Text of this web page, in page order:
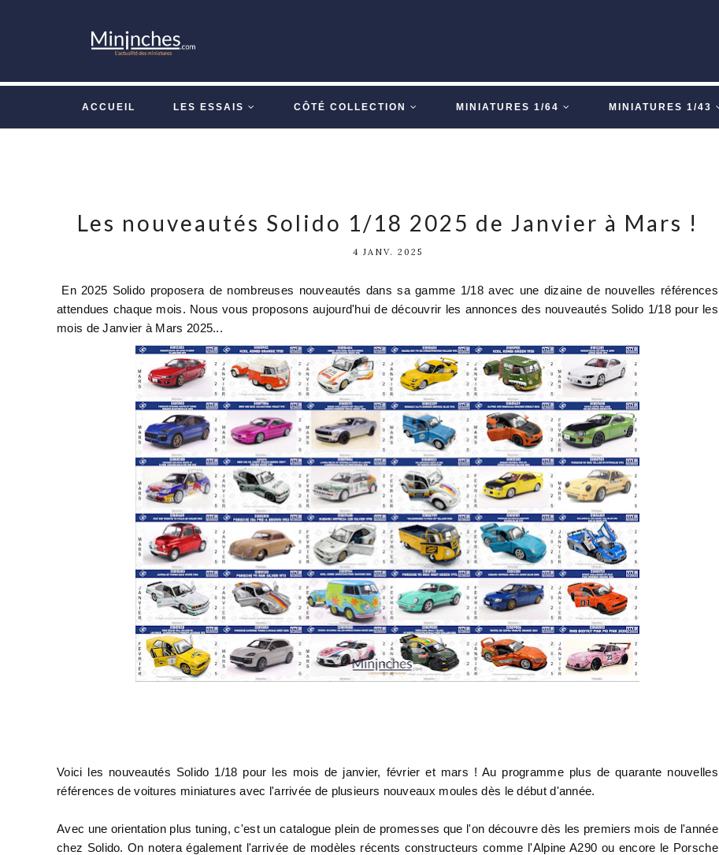
ACCUEIL LES ESSAIS CÔTÉ COLLECTION MINIATURES 1/64 MINIATURES 1/43
Les nouveautés Solido 1/18 2025 de Janvier à Mars !
4 JANV. 2025
En 2025 Solido proposera de nombreuses nouveautés dans sa gamme 1/18 avec une dizaine de nouvelles références
attendues chaque mois. Nous vous proposons aujourd'hui de découvrir les annonces des nouveautés Solido 1/18 pour les
mois de Janvier à Mars 2025...
Voici les nouveautés Solido 1/18 pour les mois de janvier, février et mars ! Au programme plus de quarante nouvelles
références de voitures miniatures avec l'arrivée de plusieurs nouveaux moules dès le début d'année.
Avec une orientation plus tuning, c'est un catalogue plein de promesses que l'on découvre dès les premiers mois de l'année
chez Solido. On notera également l'arrivée de modèles récents constructeurs comme l'Alpine A290 ou encore le Porsche